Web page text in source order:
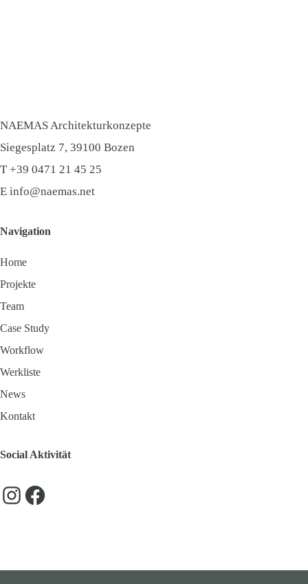
NAEMAS Architekturkonzepte
Siegesplatz 7, 39100 Bozen
​T +39 0471 21 45 25
E info@naemas.net
Navigation
Home
Projekte
Team
Case Study
Workflow
Werkliste
News
Kontakt
Social Aktivität
Instagram